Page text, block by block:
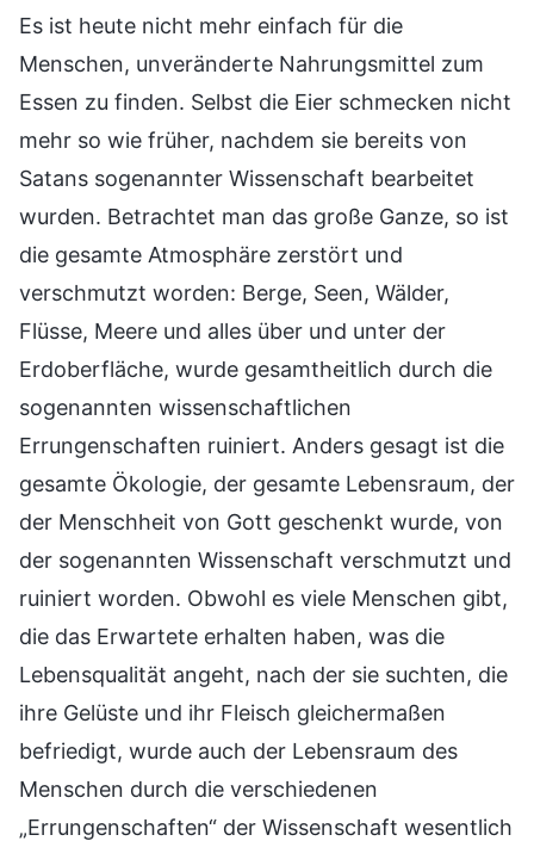
Es ist heute nicht mehr einfach für die
Menschen, unveränderte Nahrungsmittel zum
Essen zu finden. Selbst die Eier schmecken nicht
mehr so wie früher, nachdem sie bereits von
Satans sogenannter Wissenschaft bearbeitet
wurden. Betrachtet man das große Ganze, so ist
die gesamte Atmosphäre zerstört und
verschmutzt worden: Berge, Seen, Wälder,
Flüsse, Meere und alles über und unter der
Erdoberfläche, wurde gesamtheitlich durch die
sogenannten wissenschaftlichen
Errungenschaften ruiniert. Anders gesagt ist die
gesamte Ökologie, der gesamte Lebensraum, der
der Menschheit von Gott geschenkt wurde, von
der sogenannten Wissenschaft verschmutzt und
ruiniert worden. Obwohl es viele Menschen gibt,
die das Erwartete erhalten haben, was die
Lebensqualität angeht, nach der sie suchten, die
ihre Gelüste und ihr Fleisch gleichermaßen
befriedigt, wurde auch der Lebensraum des
Menschen durch die verschiedenen
„Errungenschaften“ der Wissenschaft wesentlich